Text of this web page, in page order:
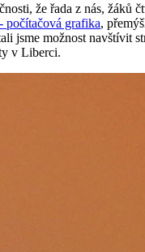
že řada z nás, žáků
počítačová grafika,
jsme možnost navštívit
v Liberci.